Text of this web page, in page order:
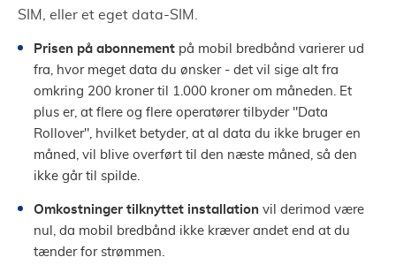
SIM, eller et eget data-SIM.
Prisen på abonnement på mobil bredbånd varierer ud
fra, hvor meget data du ønsker - det vil sige alt fra
omkring 200 kroner til 1.000 kroner om måneden. Et
plus er, at flere og flere operatører tilbyder "Data
Rollover", hvilket betyder, at al data du ikke bruger en
måned, vil blive overført til den næste måned, så den
ikke går til spilde.
Omkostninger tilknyttet installation vil derimod være
nul, da mobil bredbånd ikke kræver andet end at du
tænder for strømmen.